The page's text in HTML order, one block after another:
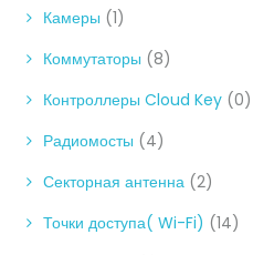
Камеры (1)
Коммутаторы (8)
Контроллеры Cloud Key (0)
Радиомосты (4)
Секторная антенна (2)
Точки доступа( Wi-Fi) (14)